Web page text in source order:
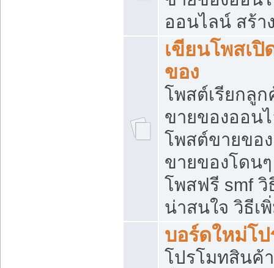
ออนไลน์ สร้า
เขียนโพสเปิ
ของ
โพสต์เรียกลู
ขายของออน
โพสต์ขายขอ
ขายของโดน
โพสฟรี smf
น่าสนใจ วิธีเ
บอร์ดใหม่โ
โปรโมทสินค้